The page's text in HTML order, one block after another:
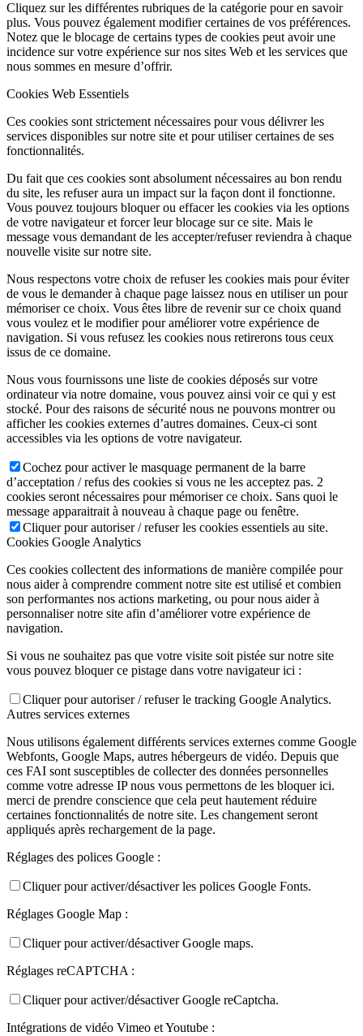
Cliquez sur les différentes rubriques de la catégorie pour en savoir
plus. Vous pouvez également modifier certaines de vos préférences.
Notez que le blocage de certains types de cookies peut avoir une
incidence sur votre expérience sur nos sites Web et les services que
nous sommes en mesure d’offrir.
Cookies Web Essentiels
Ces cookies sont strictement nécessaires pour vous délivrer les
services disponibles sur notre site et pour utiliser certaines de ses
fonctionnalités.
Du fait que ces cookies sont absolument nécessaires au bon rendu
du site, les refuser aura un impact sur la façon dont il fonctionne.
Vous pouvez toujours bloquer ou effacer les cookies via les options
de votre navigateur et forcer leur blocage sur ce site. Mais le
message vous demandant de les accepter/refuser reviendra à chaque
nouvelle visite sur notre site.
Nous respectons votre choix de refuser les cookies mais pour éviter
de vous le demander à chaque page laissez nous en utiliser un pour
mémoriser ce choix. Vous êtes libre de revenir sur ce choix quand
vous voulez et le modifier pour améliorer votre expérience de
navigation. Si vous refusez les cookies nous retirerons tous ceux
issus de ce domaine.
Nous vous fournissons une liste de cookies déposés sur votre
ordinateur via notre domaine, vous pouvez ainsi voir ce qui y est
stocké. Pour des raisons de sécurité nous ne pouvons montrer ou
afficher les cookies externes d’autres domaines. Ceux-ci sont
accessibles via les options de votre navigateur.
Cochez pour activer le masquage permanent de la barre
d’acceptation / refus des cookies si vous ne les acceptez pas. 2
cookies seront nécessaires pour mémoriser ce choix. Sans quoi le
message apparaitrait à nouveau à chaque page ou fenêtre.
Cliquer pour autoriser / refuser les cookies essentiels au site.
Cookies Google Analytics
Ces cookies collectent des informations de manière compilée pour
nous aider à comprendre comment notre site est utilisé et combien
son performantes nos actions marketing, ou pour nous aider à
personnaliser notre site afin d’améliorer votre expérience de
navigation.
Si vous ne souhaitez pas que votre visite soit pistée sur notre site
vous pouvez bloquer ce pistage dans votre navigateur ici :
Cliquer pour autoriser / refuser le tracking Google Analytics.
Autres services externes
Nous utilisons également différents services externes comme Google
Webfonts, Google Maps, autres hébergeurs de vidéo. Depuis que
ces FAI sont susceptibles de collecter des données personnelles
comme votre adresse IP nous vous permettons de les bloquer ici.
merci de prendre conscience que cela peut hautement réduire
certaines fonctionnalités de notre site. Les changement seront
appliqués après rechargement de la page.
Réglages des polices Google :
Cliquer pour activer/désactiver les polices Google Fonts.
Réglages Google Map :
Cliquer pour activer/désactiver Google maps.
Réglages reCAPTCHA :
Cliquer pour activer/désactiver Google reCaptcha.
Intégrations de vidéo Vimeo et Youtube :